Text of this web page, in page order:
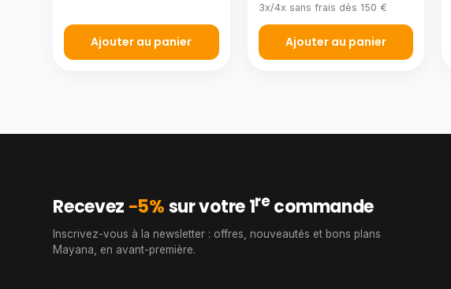
Ajouter au panier
3x/4x sans frais dès 150 €
Ajouter au panier
Recevez −5%sur votre 1recommande
Inscrivez-vous à la newsletter : offres, nouveautés et bons plans
Mayana, en avant-première.